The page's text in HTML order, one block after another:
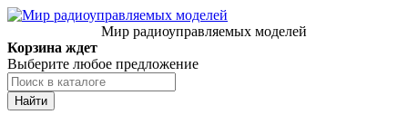
Мир радиоуправляемых моделей
Корзина ждет
Выберите любое предложение
Найти